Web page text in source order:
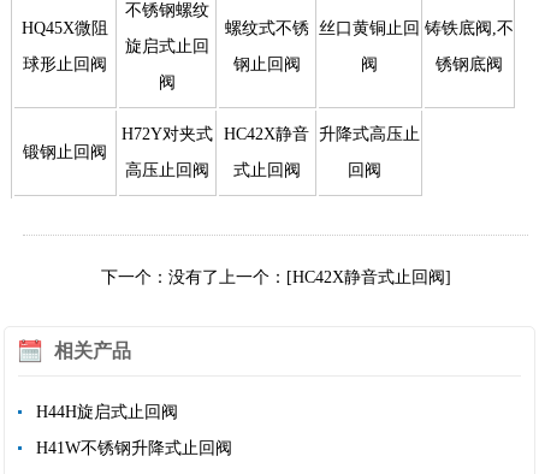
HQ45X微阻
球形止回阀
不锈钢螺纹
旋启式止回
阀
螺纹式不锈
钢止回阀
丝口黄铜止回
阀
铸铁底阀,不
锈钢底阀
锻钢止回阀
H72Y对夹式
高压止回阀
HC42X静音
式止回阀
升降式高压止
回阀
下一个：没有了上一个：[HC42X静音式止回阀]
相关产品
H44H旋启式止回阀
H41W不锈钢升降式止回阀